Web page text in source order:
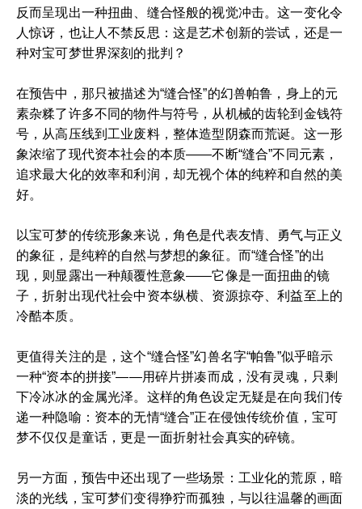
反而呈现出一种扭曲、缝合怪般的视觉冲击。这一变化令
人惊讶，也让人不禁反思：这是艺术创新的尝试，还是一
种对宝可梦世界深刻的批判？
在预告中，那只被描述为“缝合怪”的幻兽帕鲁，身上的元
素杂糅了许多不同的物件与符号，从机械的齿轮到金钱符
号，从高压线到工业废料，整体造型阴森而荒诞。这一形
象浓缩了现代资本社会的本质——不断“缝合”不同元素，
追求最大化的效率和利润，却无视个体的纯粹和自然的美
好。
以宝可梦的传统形象来说，角色是代表友情、勇气与正义
的象征，是纯粹的自然与梦想的象征。而“缝合怪”的出
现，则显露出一种颠覆性意象——它像是一面扭曲的镜
子，折射出现代社会中资本纵横、资源掠夺、利益至上的
冷酷本质。
更值得关注的是，这个“缝合怪”幻兽名字“帕鲁”似乎暗示
一种“资本的拼接”——用碎片拼凑而成，没有灵魂，只剩
下冷冰冰的金属光泽。这样的角色设定无疑是在向我们传
递一种隐喻：资本的无情“缝合”正在侵蚀传统价值，宝可
梦不仅仅是童话，更是一面折射社会真实的碎镜。
另一方面，预告中还出现了一些场景：工业化的荒原，暗
淡的光线，宝可梦们变得狰狞而孤独，与以往温馨的画面